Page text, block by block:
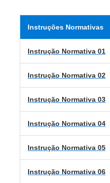
Instruções Normativas
Instrução Normativa 01
Instrução Normativa 02
Instrução Normativa 03
Instrução Normativa 04
Instrução Normativa 05
Instrução Normativa 06